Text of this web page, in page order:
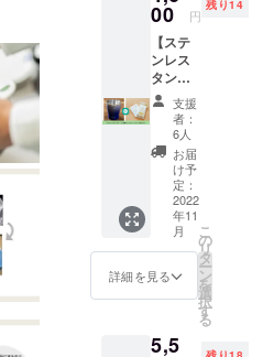
セット
準備し
まし
た！ ※
原材料
及び添
加物等
の食品
表示は
お届け
商品の
ラベル
に表記
されま
した
「袋布
（た
ふ）向
春園本
店」謹
製、象
印食堂
オリジ
ナルの
お茶３
種と
セット
でお届
け。 ※
原材料
表示は
空パッ
ク）1点
・金賞
健康米
(2合真
空パッ
・象印
食堂の
お米の
玄米(2
合パッ
・お礼
メッ
セージ
ターが
00 円
残り14
【ステ
ンレス
タンブ
ラーと
セット
コー
ス】 ・
ごはん
で作っ
た除菌
ウエッ
ティッ
シュ 10
点 ・象
印食堂
ナル ス
支援
者：
6人
お届
け予
定：
2022
年11
月
詳細を見る
こ
の
リ
タ
ー
ン
を
選
択
す
る
5,5